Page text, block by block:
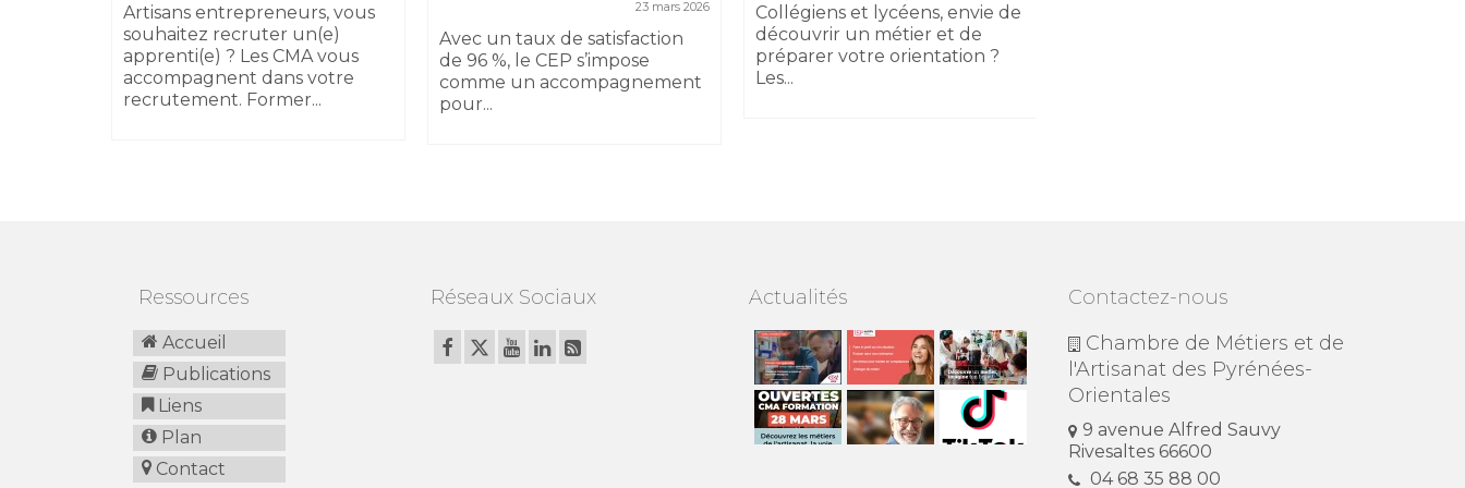
Artisans entrepreneurs, vous
souhaitez recruter un(e)
apprenti(e) ? Les CMA vous
accompagnent dans votre
recrutement. Former...
23 mars 2026
Avec un taux de satisfaction
de 96 %, le CEP s’impose
comme un accompagnement
pour...
Collégiens et lycéens, envie de
découvrir un métier et de
préparer votre orientation ?
Les...
Ressources
Accueil
Publications
Liens
Plan
Contact
Réseaux Sociaux Actualités
Contactez-nous
Chambre de Métiers et de
l'Artisanat des Pyrénées-
Orientales
9 avenue Alfred Sauvy
Rivesaltes 66600
04 68 35 88 00